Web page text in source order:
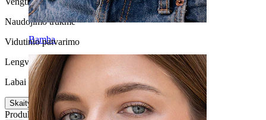
Bamba
Naudojimo trukmė
Vidutinio patvarimo
Lengva naudoti
Labai lengvas
Skaityti daugiau
Produkto informacija